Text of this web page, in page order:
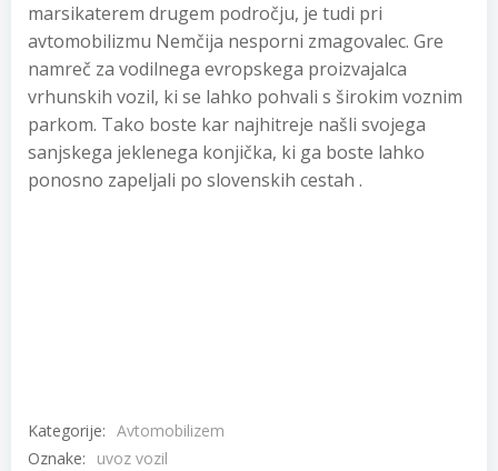
marsikaterem drugem področju, je tudi pri
avtomobilizmu Nemčija nesporni zmagovalec. Gre
namreč za vodilnega evropskega proizvajalca
vrhunskih vozil, ki se lahko pohvali s širokim voznim
parkom. Tako boste kar najhitreje našli svojega
sanjskega jeklenega konjička, ki ga boste lahko
ponosno zapeljali po slovenskih cestah .
Kategorije: Avtomobilizem
Oznake:
uvoz vozil